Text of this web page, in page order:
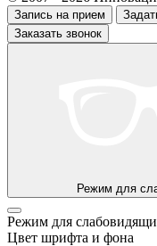
Запись на прием
Заказать звонок
Режим для
Режим для
Цвет шрифта и фона